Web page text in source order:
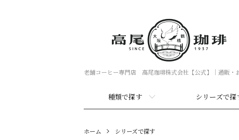
老舗コーヒー専門店 高尾珈琲株式会社【公式】｜通販・
種類で探す シリーズで探
ホーム シリーズで探す